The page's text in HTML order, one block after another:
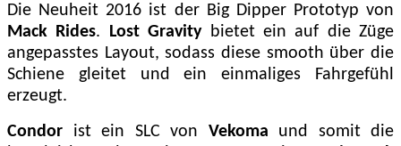
Die Neuheit 2016 ist der Big Dipper Prototyp von
Mack Rides. Lost Gravitybietet ein auf die Züge
angepasstes Layout, sodass diese smooth über die
Schiene gleitet und ein einmaliges Fahrgefühl
erzeugt.
Condor ist ein SLC von Vekoma und somit die